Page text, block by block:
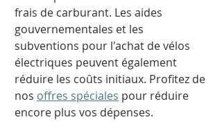
frais de carburant. Les aides
gouvernementales et les
subventions pour l'achat de vélos
électriques peuvent également
réduire les coûts initiaux. Profitez de
nos offres spéciales pour réduire
encore plus vos dépenses.